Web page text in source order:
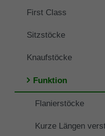
First Class
Sitzstöcke
Knaufstöcke
Funktion
Flanierstöcke
Kurze Längen